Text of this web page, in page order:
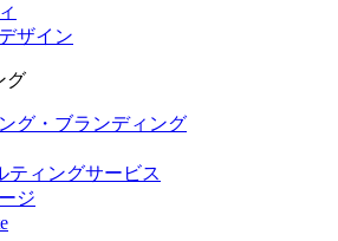
ザイン
グ
グ・ブランディング
ティングサービス
ジ